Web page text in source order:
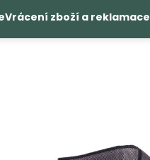
Vrácení zboží a reklamace